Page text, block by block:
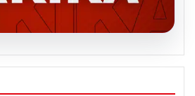
kritik bildiri: Dikkat
Bölge’ vurgusu